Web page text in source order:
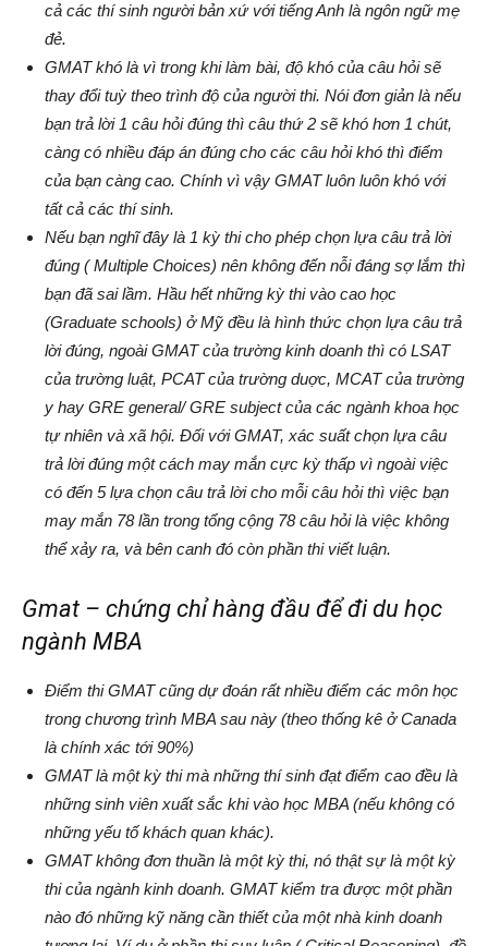
cả các thí sinh người bản xứ với tiếng Anh là ngôn ngữ mẹ
đẻ.
GMAT khó là vì trong khi làm bài, độ khó của câu hỏi sẽ
thay đổi tuỳ theo trình độ của người thi. Nói đơn giản là nếu
bạn trả lời 1 câu hỏi đúng thì câu thứ 2 sẽ khó hơn 1 chút,
càng có nhiều đáp án đúng cho các câu hỏi khó thì điểm
của bạn càng cao. Chính vì vậy GMAT luôn luôn khó với
tất cả các thí sinh.
Nếu bạn nghĩ đây là 1 kỳ thi cho phép chọn lựa câu trả lời
đúng ( Multiple Choices) nên không đến nỗi đáng sợ lắm thì
bạn đã sai lầm. Hầu hết những kỳ thi vào cao học
(Graduate schools) ở Mỹ đều là hình thức chọn lựa câu trả
lời đúng, ngoài GMAT của trường kinh doanh thì có LSAT
của trường luật, PCAT của trường duợc, MCAT của trường
y hay GRE general/ GRE subject của các ngành khoa học
tự nhiên và xã hội. Đối với GMAT, xác suất chọn lựa câu
trả lời đúng một cách may mắn cực kỳ thấp vì ngoài việc
có đến 5 lựa chọn câu trả lời cho mỗi câu hỏi thì việc bạn
may mắn 78 lần trong tổng cộng 78 câu hỏi là việc không
thể xảy ra, và bên canh đó còn phần thi viết luận.
Gmat – chứng chỉ hàng đầu để đi du học
ngành MBA
Điểm thi GMAT cũng dự đoán rất nhiều điểm các môn học
trong chương trình MBA sau này (theo thống kê ở Canada
là chính xác tới 90%)
GMAT là một kỳ thi mà những thí sinh đạt điểm cao đều là
những sinh viên xuất sắc khi vào học MBA (nếu không có
những yếu tố khách quan khác).
GMAT không đơn thuần là một kỳ thi, nó thật sự là một kỳ
thi của ngành kinh doanh. GMAT kiểm tra được một phần
nào đó những kỹ năng cần thiết của một nhà kinh doanh